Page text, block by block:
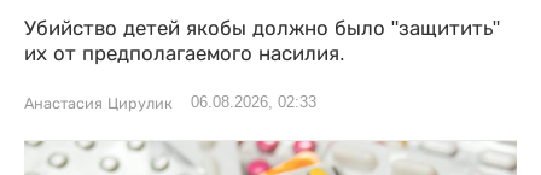
Убийство детей якобы должно было "защитить"
их от предполагаемого насилия.
Анастасия Цирулик 06.08.2026, 02:33